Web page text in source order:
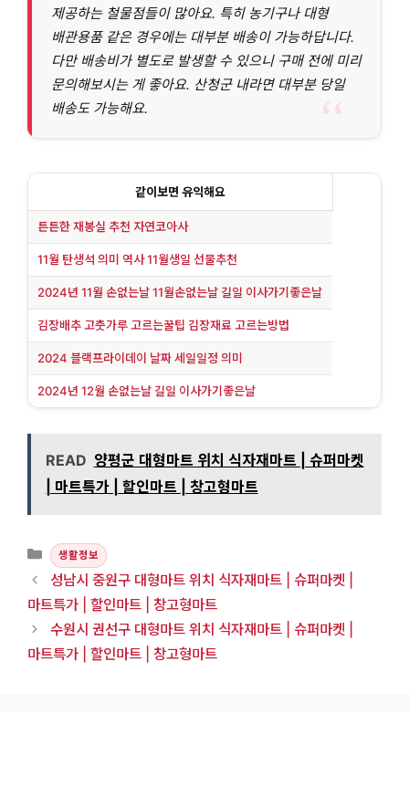
제공하는 철물점들이 많아요. 특히 농기구나 대형
배관용품 같은 경우에는 대부분 배송이 가능하답니다.
다만 배송비가 별도로 발생할 수 있으니 구매 전에 미리
문의해보시는 게 좋아요. 산청군 내라면 대부분 당일
배송도 가능해요.
같이보면 유익해요
튼튼한 재봉실 추천 자연코아사
11월 탄생석 의미 역사 11월생일 선물추천
2024년 11월 손없는날 11월손없는날 길일 이사가기좋은날
김장배추 고춧가루 고르는꿀팁 김장재료 고르는방법
2024 블랙프라이데이 날짜 세일일정 의미
2024년 12월 손없는날 길일 이사가기좋은날
READ 양평군 대형마트 위치 식자재마트 | 슈퍼마켓
| 마트특가 | 할인마트 | 창고형마트
카테고리
생활정보
성남시 중원구 대형마트 위치 식자재마트 | 슈퍼마켓 |
마트특가 | 할인마트 | 창고형마트
수원시 권선구 대형마트 위치 식자재마트 | 슈퍼마켓 |
마트특가 | 할인마트 | 창고형마트